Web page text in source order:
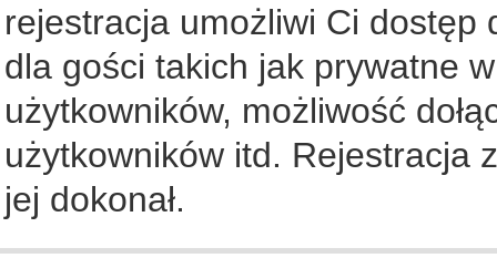
rejestracja umożliwi Ci
dla gości takich jak prywatne
użytkowników, możliwość
użytkowników itd. Rejestracja
jej dokonał.